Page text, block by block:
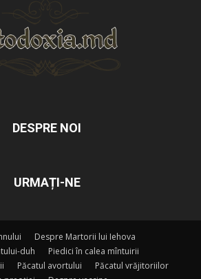
DESPRE NOI
URMAȚI-NE
Despre Martorii lui Iehova
duh
Piedici în calea mîntuirii
Păcatul avortului
Păcatul vrăjitoriilor